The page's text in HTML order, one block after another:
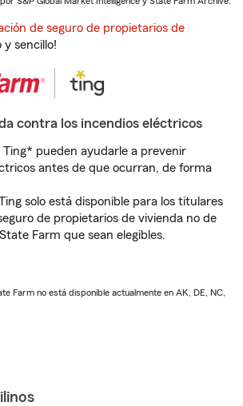
de seguro de propietarios de
y sencillo!
contra los incendios eléctricos
pueden ayudarle a prevenir
antes de que ocurran, de forma
solo está disponible para los titulares
de propietarios de vivienda no de
Farm que sean elegibles.
Farm no está disponible actualmente en AK, DE, NC,